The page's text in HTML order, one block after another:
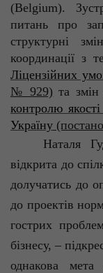
(Belgium).
питань про
структурні
координації з
Ліцензійних
№ 929) та змін
контролю
Україну
Наталя
відкрита до
долучатись до
до проектів
гострих
бізнесу, –
однакова мета